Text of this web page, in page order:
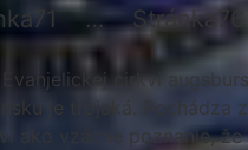
71 … Stránka76
Evanjelickej cirkvi
je trojaká. Pochádza
ako vzácne poznanie,